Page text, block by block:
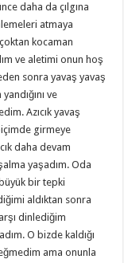
daha da çılgına
atmaya
kocaman
ve aletimi onun hoş
sonra yavaş yavaş
ve
Azıcık yavaş
girmeye
daha devam
yaşadım. Oda
bir tepki
aldıktan sonra
dinlediğim
O bizde kaldığı
ama onunla